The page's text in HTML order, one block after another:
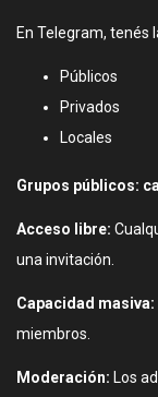
En Telegram, tenés
Públicos
Privados
Locales
Grupos públicos:
Acceso libre:
una invitación.
Capacidad masiva:
miembros.
Moderación: Los